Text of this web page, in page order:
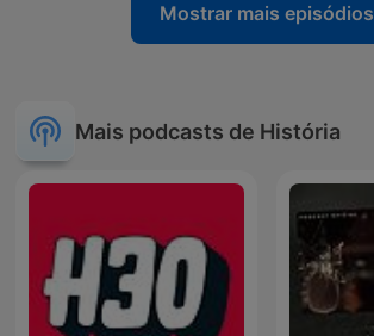
Mostrar mais episódios
Mais podcasts de História